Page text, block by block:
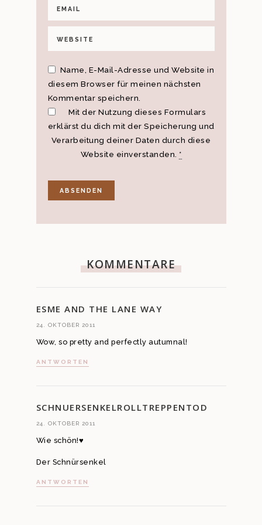
Name, E-Mail-Adresse und Website in
diesem Browser für meinen nächsten
Kommentar speichern.
Mit der Nutzung dieses Formulars
erklärst du dich mit der Speicherung und
Verarbeitung deiner Daten durch diese
Website einverstanden. *
KOMMENTARE
ESME AND THE LANE WAY
24. OKTOBER 2011
Wow, so pretty and perfectly autumnal!
ANTWORTEN
SCHNUERSENKELROLLTREPPENTOD
24. OKTOBER 2011
Wie schön!♥
Der Schnürsenkel
ANTWORTEN